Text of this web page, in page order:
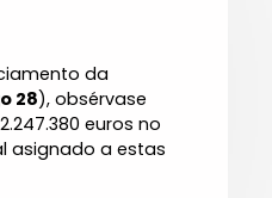
da
28), obsérvase
euros no
asignado a estas